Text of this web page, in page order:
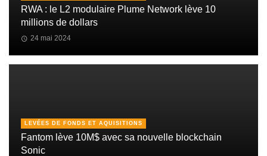
RWA : le L2 modulaire Plume Network lève 10
millions de dollars
24 mai 2024
LEVÉES DE FONDS ET AQUISITIONS
Fantom lève 10M$ avec sa nouvelle blockchain
Sonic